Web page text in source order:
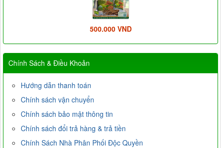
500.000 VND
Chính Sách & Điều Khoản
Hướng dẫn thanh toán
Chính sách vận chuyển
Chính sách bảo mật thông tin
Chính sách đổi trả hàng & trả tiền
Chính Sách Nhà Phân Phối Độc Quyền